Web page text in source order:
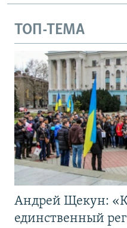
ТОП-ТЕМА
Андрей Щекун:
единственный